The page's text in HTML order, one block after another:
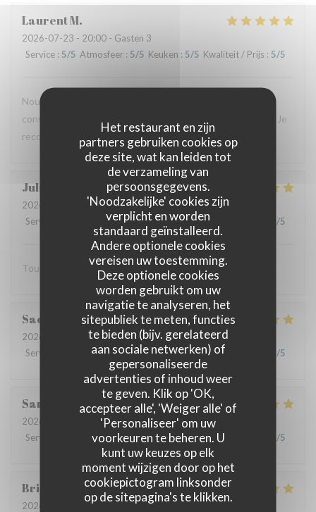
Het restaurant en zijn
partners gebruiken cookies op
deze site, wat kan leiden tot
de verzameling van
persoonsgegevens.
'Noodzakelijke' cookies zijn
verplicht en worden
standaard geïnstalleerd.
Andere optionele cookies
vereisen uw toestemming.
Deze optionele cookies
worden gebruikt om uw
navigatie te analyseren, het
sitepubliek te meten, functies
te bieden (bijv. gerelateerd
aan sociale netwerken) of
gepersonaliseerde
advertenties of inhoud weer
te geven. Klik op 'OK,
accepteer alle', 'Weiger alle' of
'Personaliseer' om uw
voorkeuren te beheren. U
kunt uw keuzes op elk
moment wijzigen door op het
cookiepictogram linksonder
op de sitepagina's te klikken.
LaurentM
2026-07-23 - 20:00 - Gasten 3
Service : 5/5 Atmosfeer : 5/5 Keuken : 5/5 Kwaliteit / Prijs : 5/5
Nouvelle expérience hier, et le résultat est toujours aussi
convaincant : plats savoureux, personnel aux petits soins. Je
recommande vivement !
Julien
2026-07-16
- 20:00 - Gasten 2
Service
Atmosfeer : 5/5 Keuken: 5 /5 Kwaliteit / Prijs /5
Tout est excellent Beaucoup de goût et de saveur
Sacha
2026-07-15
- 13:00 - Gasten 3
Service
Atmosfeer:5/5 Keuken:5/5 Kwaliteit / Prijs /5
Sandrine D
2026-07-09
- 12:30 - Gasten 6
Service
Atmosfeer:5/5 Keuken: 5/5 Kwaliteit / Prijs /5
Brigitte
2026-07-08
- 12:45 - Gasten 3